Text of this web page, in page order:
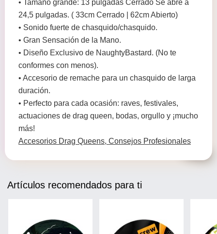
• Tamaño grande: 13 pulgadas Cerrado Se abre a
24,5 pulgadas. ( 33cm Cerrado | 62cm Abierto)
• Sonido fuerte de chasquido/chasquido.
• Gran Sensación de la Mano.
• Diseño Exclusivo de NaughtyBastard. (No te
conformes con menos).
• Accesorio de remache para un chasquido de larga
duración.
• Perfecto para cada ocasión: raves, festivales,
actuaciones de drag queen, bodas, orgullo y ¡mucho
más!
Accesorios Drag Queens, Consejos Profesionales
Artículos recomendados para ti